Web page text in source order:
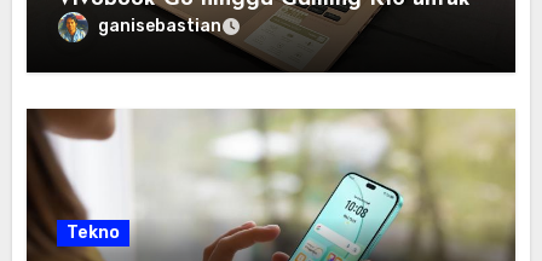
Semua Budget
ganisebastian
Tekno